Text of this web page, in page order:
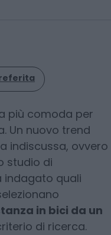
più comoda per
Un nuovo trend
indiscussa, ovvero
studio di
indagato quali
in bici da un
di ricerca.